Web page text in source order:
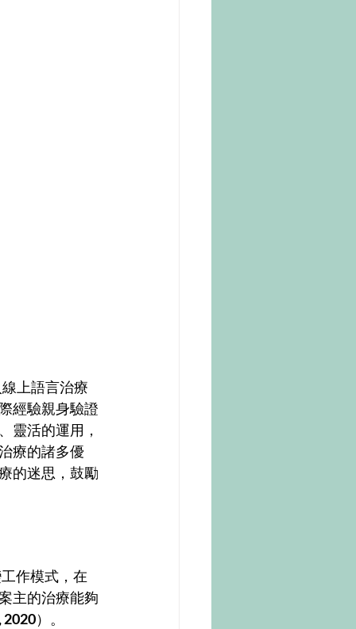
上語言治療
經驗親身驗證
靈活的運用，
療的諸多優
的迷思，鼓勵
作模式，在
主的治療能夠
2020）。